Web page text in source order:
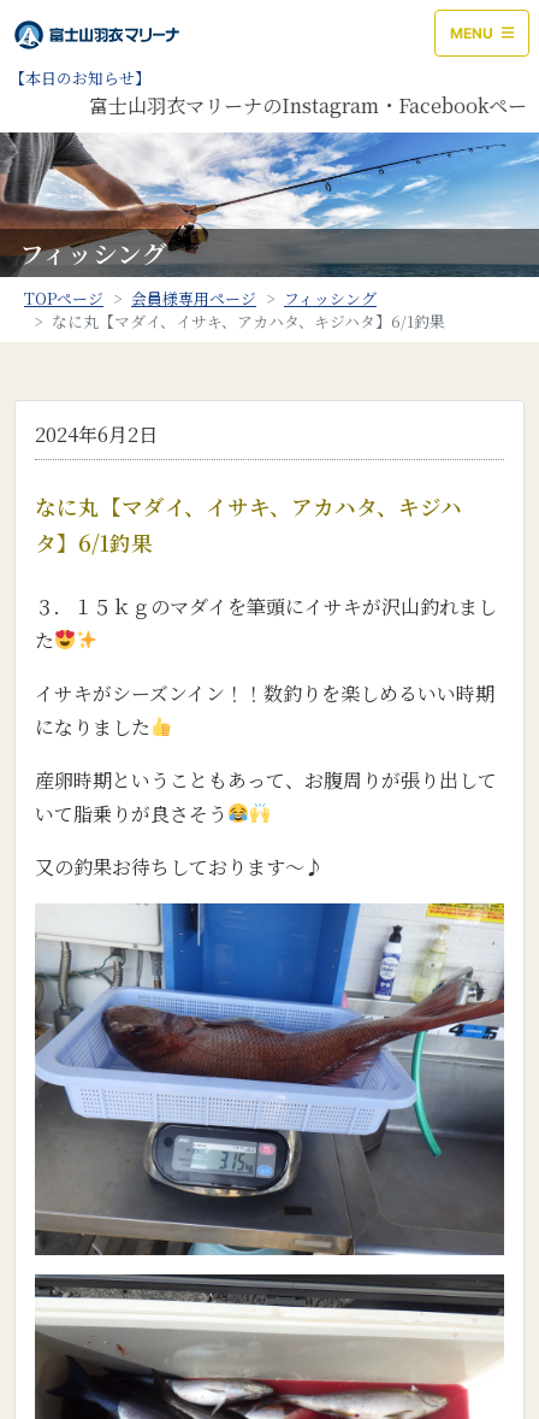
MENU
【本日のお知らせ】
富士山羽衣マリーナのInstagram・Facebookページ
フィッシング
TOPページ 会員様専用ページ
フィッシング
なに丸【マダイ、イサキ、アカハタ、キジハタ】6/1釣果
2024年6月2日
なに丸【マダイ、イサキ、アカハタ、キジハ
タ】6/1釣果
３．１５ｋｇのマダイを筆頭にイサキが沢山釣れまし
た
イサキがシーズンイン！！数釣りを楽しめるいい時期
になりました
産卵時期ということもあって、お腹周りが張り出して
いて脂乗りが良さそう
又の釣果お待ちしております～♪